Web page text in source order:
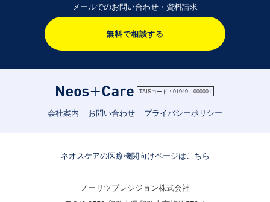
メールでのお問い合わせ・資料請求
無料で相談する
TAISコード：01949 - 000001
会社案内 お問い合わせ プライバシーポリシー
ネオスケアの医療機関向けページはこちら
ノーリツプレシジョン株式会社